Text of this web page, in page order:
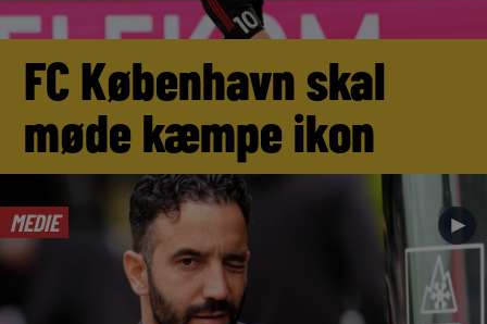
FC København skal
møde kæmpe ikon
MEDIE ►